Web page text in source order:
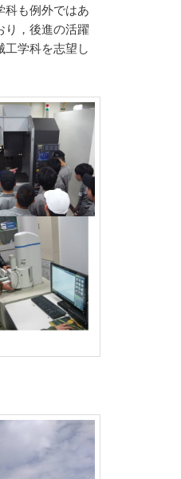
科も例外ではあ
り，後進の活躍
学科を志望し